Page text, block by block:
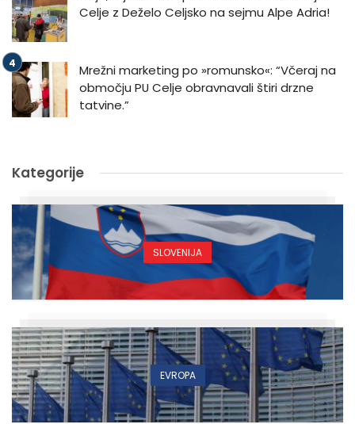
Celje z Deželo Celjsko na sejmu Alpe Adria!
Mrežni marketing po »romunsko«: “Včeraj na
območju PU Celje obravnavali štiri drzne
tatvine.”
Kategorije
SLOVENIJA
EVROPA